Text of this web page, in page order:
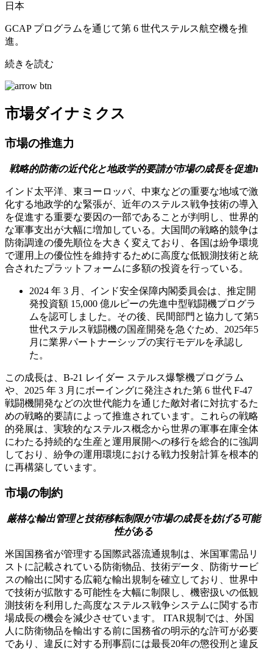
日本
GCAP プログラムを通じて第 6 世代ステルス航空機を推
進。
続きを読む
市場ダイナミクス
市場の推進力
戦略的防衛の近代化と地政学的要請が市場の成長を促進h
インド太平洋、東ヨーロッパ、中東などの重要な地域で激
化する地政学的な緊張が、近年のステルス戦争技術の導入
を促進する重要な要因の一部であることが判明し、世界的
な軍事支出が大幅に増加している。大国間の戦略的競争は
防衛調達の優先順位を大きく変えており、各国は紛争環境
で運用上の優位性を維持するために高度な低観測技術と統
合されたプラットフォームに多額の投資を行っている。
2024 年 3 月、インド安全保障内閣委員会は、推定開
発投資額 15,000 億ルピーの先進中型戦闘機プログラ
ムを認可しました。その後、民間部門と協力して第5
世代ステルス戦闘機の国産開発を急ぐため、2025年5
月に業界パートナーシップの実行モデルを承認し
た。
この成長は、B-21 レイダー ステルス爆撃機プログラム
や、2025 年 3 月にボーイングに発注された第 6 世代 F-47
戦闘機開発などの次世代能力を通じた敵対者に対抗するた
めの戦略的要請によって推進されています。これらの戦略
的発展は、実験的なステルス概念から世界の軍事在庫全体
にわたる持続的な生産と運用展開への移行を総合的に強調
しており、紛争の運用環境における戦力投射計算を根本的
に再構築しています。
市場の制約
厳格な輸出管理と技術移転制限が市場の成長を妨げる可能
性がある
米国国務省が管理する国際武器流通規制は、米国軍需品リ
ストに記載されている防衛物品、技術データ、防衛サービ
スの輸出に関する広範な輸出規制を確立しており、世界中
で技術が拡散する可能性を大幅に制限し、機密扱いの低観
測技術を利用した高度なステルス戦争システムに関する市
場成長の機会を減少させています。 ITAR規制では、外国
人に防衛物品を輸出する前に国務省の明示的な許可が必要
であり、違反に対する刑事罰には最長20年の懲役刑と違反